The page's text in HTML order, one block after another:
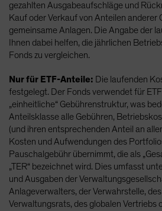
gezahlten Ausgabeaufschläge und
Kauf oder Verkauf von Anteilen anderer
gemeinsame Anlagen. Die Angabe der
Ihnen dabei helfen, die jährlichen
Fonds zu vergleichen.
Nur für ETF-Anteile: Die laufenden
festgelegt. Der Fonds verwendet für
„einheitliche“ Gebührenstruktur, was
Anteilsklasse alle Gebühren,
(und ihren entsprechenden Anteil an
Kosten und Aufwendungen des
Pauschalgebühr übernimmt, die als
„TER“ bezeichnet wird. Dies umfasst
und Ausgaben der
Anlageverwalters, der Verwahrstelle,
Verwaltungsrats, des globalen Vertriebs